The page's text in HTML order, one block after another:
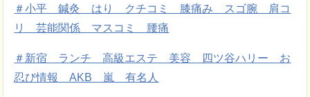
＃小平 鍼灸 はり クチコミ 膝痛み スゴ腕 肩コ
リ 芸能関係 マスコミ 腰痛
＃新宿 ランチ 高級エステ 美容 四ツ谷ハリー お
忍び情報 AKB 嵐 有名人